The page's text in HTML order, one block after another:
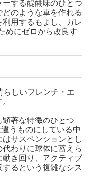
する醍醐味のひとつ
のような車を作れる
用するもよし、ガレ
めにゼロから改良す
らしいフレンチ・エ
顕著な特徴のひとつ
うものにしている中
サスペンションとし
わりに球体に蓄えら
き回り、アクティブ
るという複雑なシス